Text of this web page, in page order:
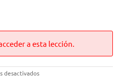
a esta lección.
desactivadosen